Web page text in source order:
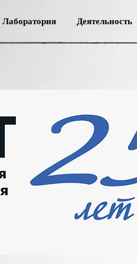
Лаборатория Деятельность